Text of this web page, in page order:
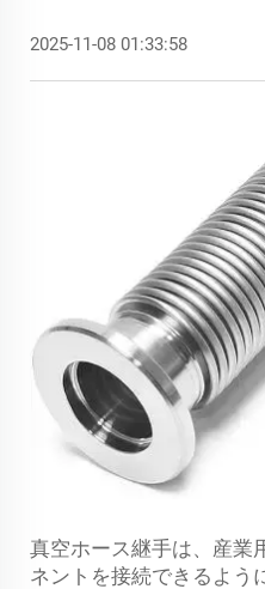
2025-11-08 01:33:58
真空ホース継手は、産業
ネントを接続できるよう